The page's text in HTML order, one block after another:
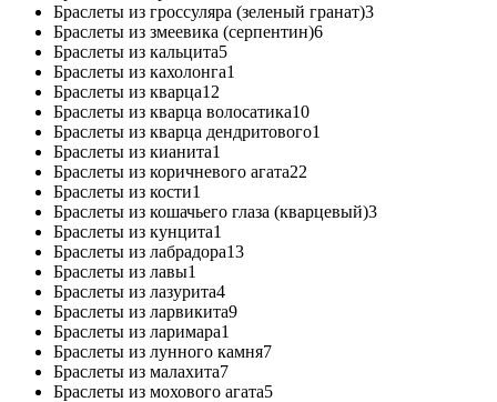
Браслеты из гроссуляра (зеленый гранат)3
Браслеты из змеевика (серпентин)6
Браслеты из кальцита5
Браслеты из кахолонга1
Браслеты из кварца12
Браслеты из кварца волосатика10
Браслеты из кварца дендритового1
Браслеты из кианита1
Браслеты из коричневого агата22
Браслеты из кости1
Браслеты из кошачьего глаза (кварцевый)3
Браслеты из кунцита1
Браслеты из лабрадора13
Браслеты из лавы1
Браслеты из лазурита4
Браслеты из ларвикита9
Браслеты из ларимара1
Браслеты из лунного камня7
Браслеты из малахита7
Браслеты из мохового агата5